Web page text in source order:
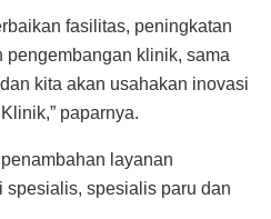
fasilitas, peningkatan
pengembangan klinik, sama
kita akan usahakan inovasi
paparnya.
layanan
spesialis paru dan